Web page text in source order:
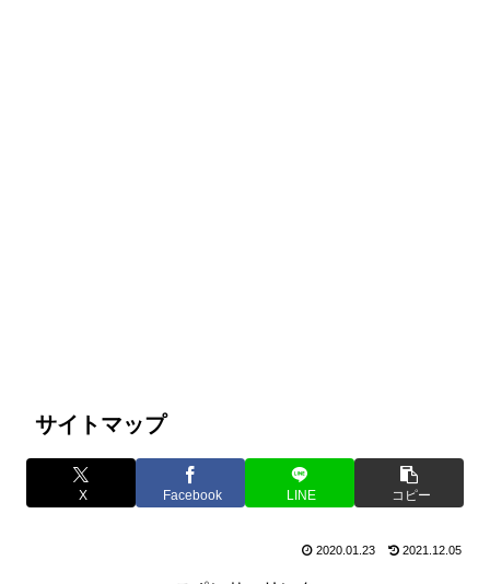
サイトマップ
X Facebook LINE コピー
2020.01.23 2021.12.05